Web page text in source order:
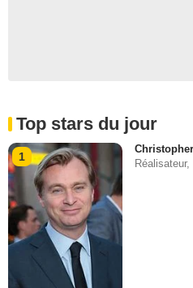
Top stars du jour
1